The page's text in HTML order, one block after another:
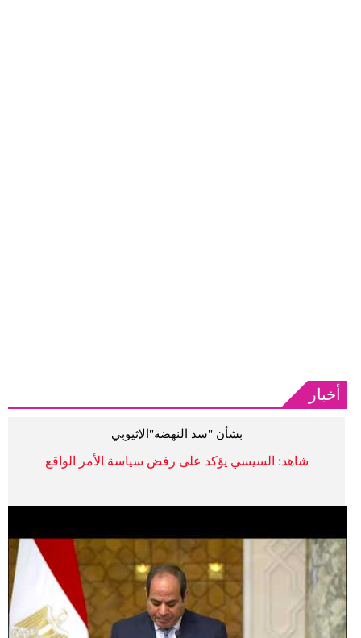
أخبار
بشأن "سد النهضة"الإثيوبي
شاهد: السيسي يؤكد على رفض سياسة الأمر الواقع